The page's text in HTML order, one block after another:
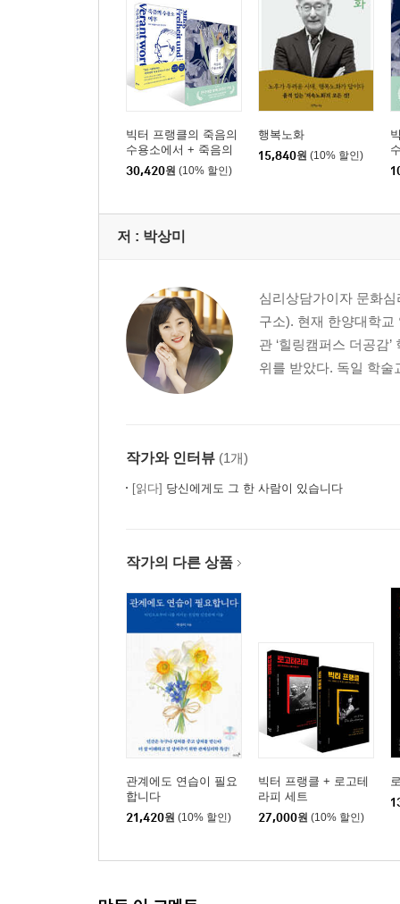
빅터 프랭클의 죽음의
수용소에서 + 죽음의
수용소 이후 세트
30,420원 (10% 할인)
행복노화
15,840원 (10% 할인)
저 : 박상미
심리상담가이자 문화
구소). 현재 한양대학
관 ‘힐링캠퍼스 더공감
위를 받았다. 독일 학
작가와 인터뷰 (1개)
[읽다] 당신에게도 그 한 사람이 있습니다
작가의 다른 상품
관계에도 연습이 필요
합니다
21,420원 (10% 할인)
빅터 프랭클 + 로고테
라피 세트
27,000원 (10% 할인)